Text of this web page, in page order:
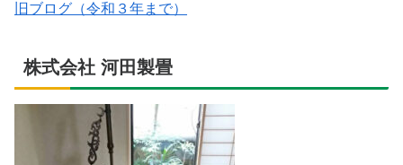
旧ブログ（令和３年まで）
株式会社 河田製畳